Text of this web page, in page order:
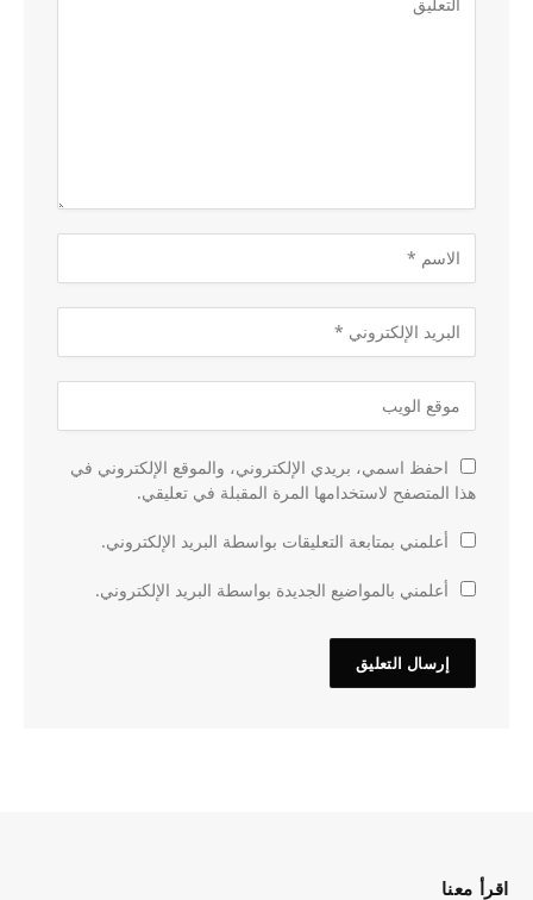
احفظ اسمي، بريدي الإلكتروني، والموقع الإلكتروني في
هذا المتصفح لاستخدامها المرة المقبلة في تعليقي.
أعلمني بمتابعة التعليقات بواسطة البريد الإلكتروني.
أعلمني بالمواضيع الجديدة بواسطة البريد الإلكتروني.
اقرأ معنا